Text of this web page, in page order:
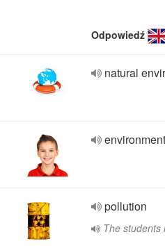
Odpowiedź
natural
pollution
The students